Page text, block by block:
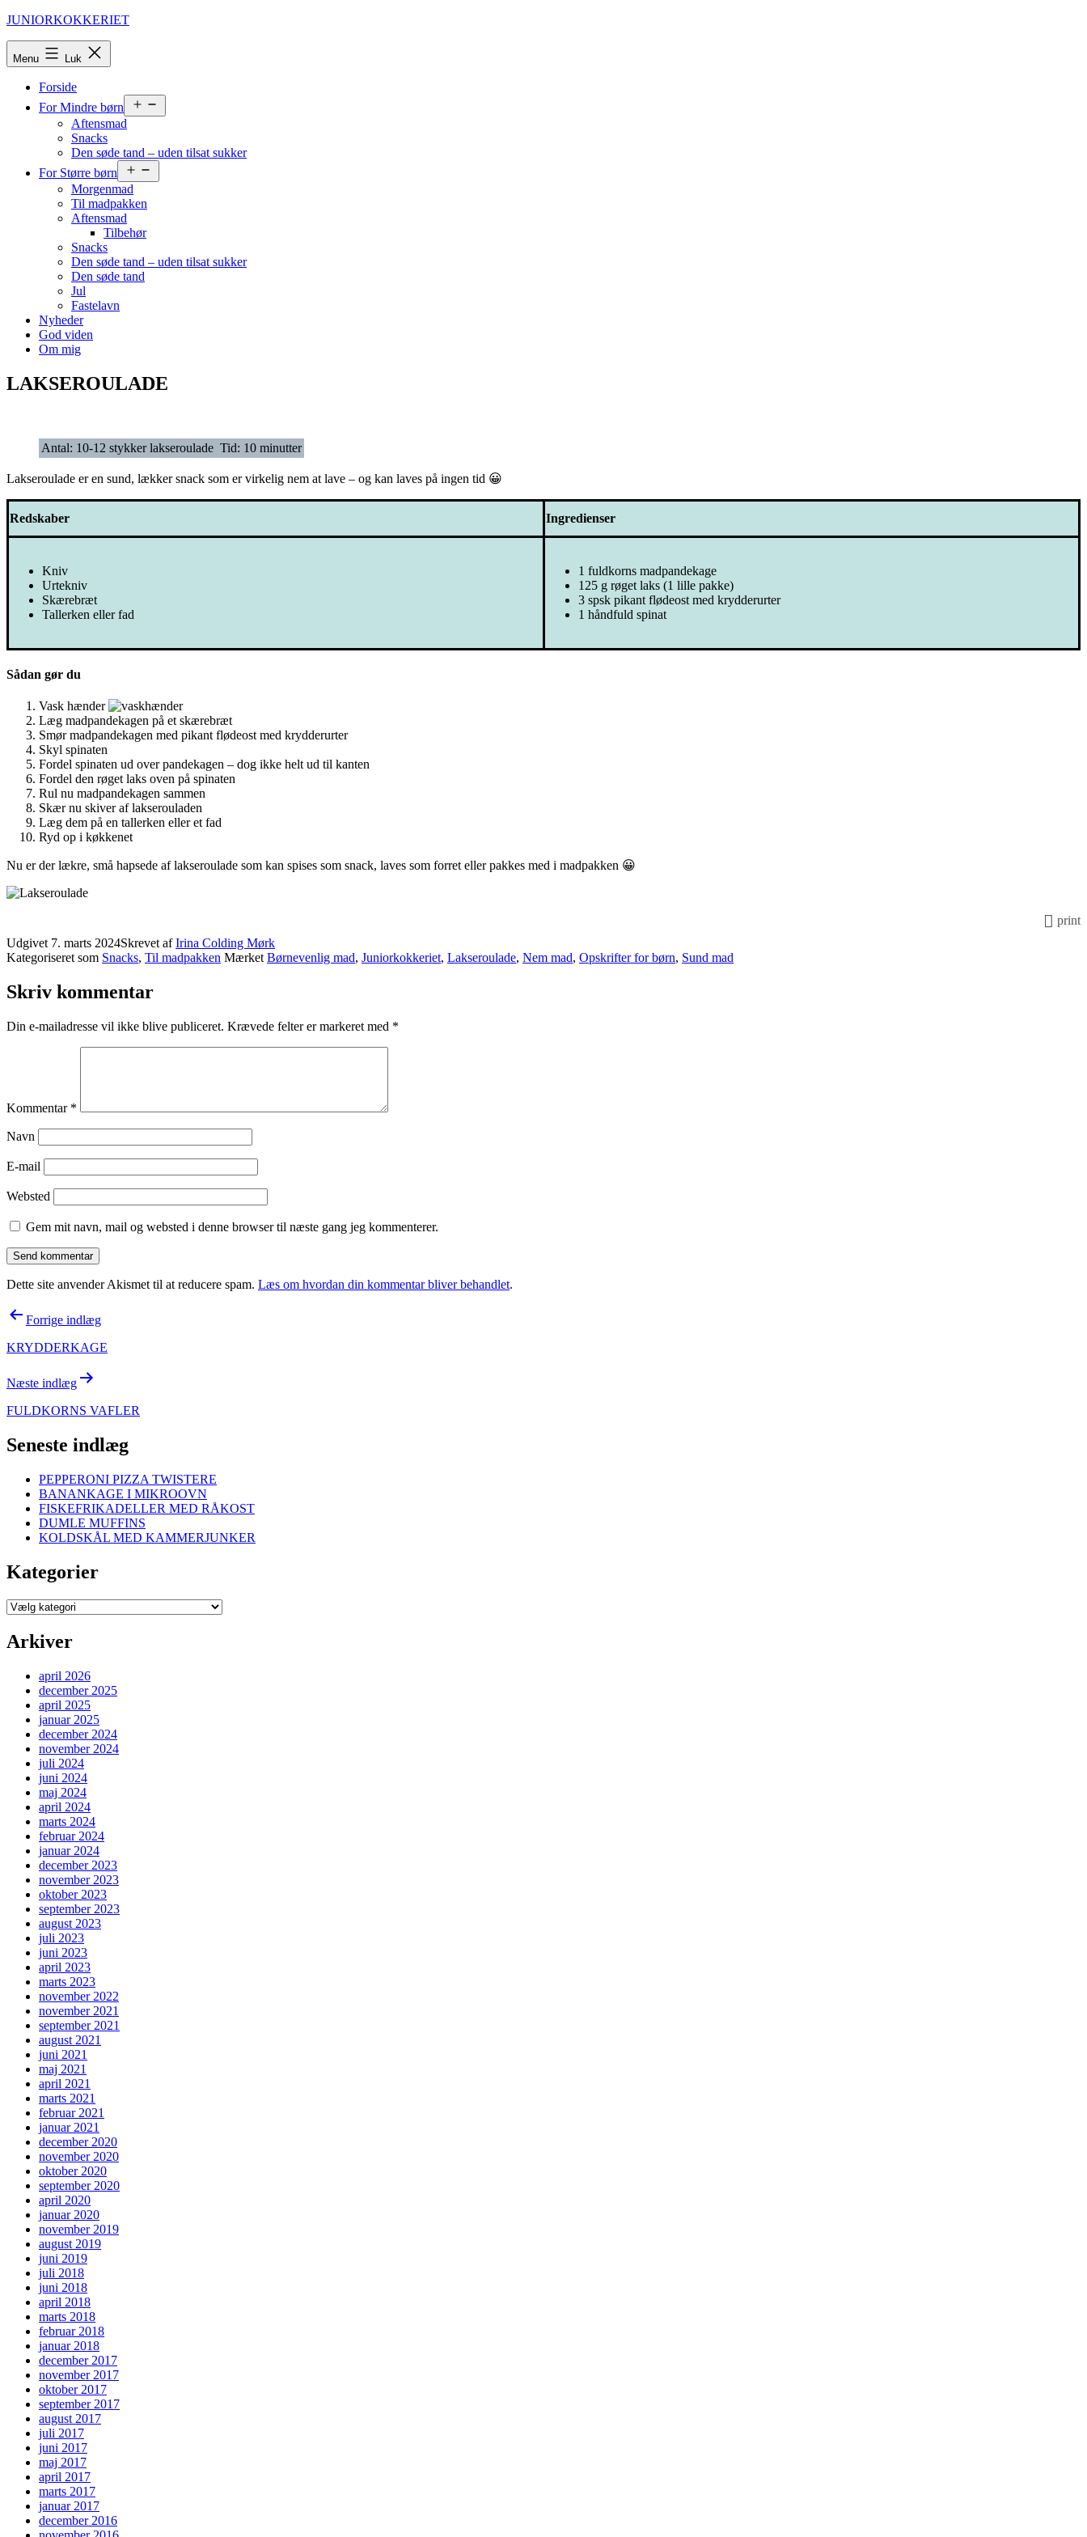
Fortsæt
JUNIORKOKKERIET
Menu Luk
Forside
For Mindre børn
menu
Aftensmad
Snacks
Den søde tand – uden tilsat sukker
For Større børn
menu
Morgenmad
Til madpakken
Aftensmad
Tilbehør
Snacks
Den søde tand – uden tilsat sukker
Den søde tand
Jul
Fastelavn
Nyheder
God viden
Om mig
LAKSEROULADE
Antal: 10-12 stykker lakseroulade Tid: 10 minutter
Lakseroulade er en sund, lækker snack som er virkelig nem at lave – og kan laves på ingen tid 😀
Redskaber Ingredienser
Kniv
Urtekniv
Skærebræt
Tallerken eller fad
1 fuldkorns madpandekage
125 g røget laks (1 lille pakke)
3 spsk pikant flødeost med krydderurter
1 håndfuld spinat
Sådan gør du
Vask hænder
Læg madpandekagen på et skærebræt
Smør madpandekagen med pikant flødeost med krydderurter
Skyl spinaten
Fordel spinaten ud over pandekagen – dog ikke helt ud til kanten
Fordel den røget laks oven på spinaten
Rul nu madpandekagen sammen
Skær nu skiver af lakserouladen
Læg dem på en tallerken eller et fad
Ryd op i køkkenet
Nu er der lækre, små hapsede af lakseroulade som kan spises som snack, laves som forret eller pakkes med i madpakken 😀
print
Udgivet 7. marts 2024Skrevet afIrina Colding Mørk
Kategoriseret som Snacks, Til madpakken Mærket Børnevenlig mad, Juniorkokkeriet, Lakseroulade, Nem mad, Opskrifter for børn, Sund mad
Skriv kommentar
Din e-mailadresse vil ikke blive publiceret. Krævede felter er markeret med *
Kommentar *
Navn
E-mail
Websted
Gem mit navn, mail og websted i denne browser til næste gang jeg kommenterer.
Dette site anvender Akismet til at reducere spam. Læs om hvordan din kommentar bliver behandlet.
Indlægsnavigation
Forrige indlæg
KRYDDERKAGE
Næste indlæg
FULDKORNS VAFLER
Seneste indlæg
PEPPERONI PIZZA TWISTERE
BANANKAGE I MIKROOVN
FISKEFRIKADELLER MED RÅKOST
DUMLE MUFFINS
KOLDSKÅL MED KAMMERJUNKER
Kategorier
Kategorier
Arkiver
april 2026
december 2025
april 2025
januar 2025
december 2024
november 2024
juli 2024
juni 2024
maj 2024
april 2024
marts 2024
februar 2024
januar 2024
december 2023
november 2023
oktober 2023
september 2023
august 2023
juli 2023
juni 2023
april 2023
marts 2023
november 2022
november 2021
september 2021
august 2021
juni 2021
maj 2021
april 2021
marts 2021
februar 2021
januar 2021
december 2020
november 2020
oktober 2020
september 2020
april 2020
januar 2020
november 2019
august 2019
juni 2019
juli 2018
juni 2018
april 2018
marts 2018
februar 2018
januar 2018
december 2017
november 2017
oktober 2017
september 2017
august 2017
juli 2017
juni 2017
maj 2017
april 2017
marts 2017
januar 2017
december 2016